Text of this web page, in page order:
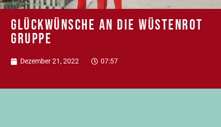
Glückwünsche an die Wüstenrot
Gruppe
Dezember 21, 2022 07:57